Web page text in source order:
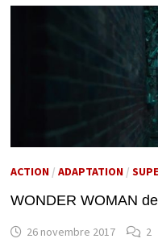
ACTION/ ADAPTATION/
WONDER WOMAN
26 novembre 2017 2